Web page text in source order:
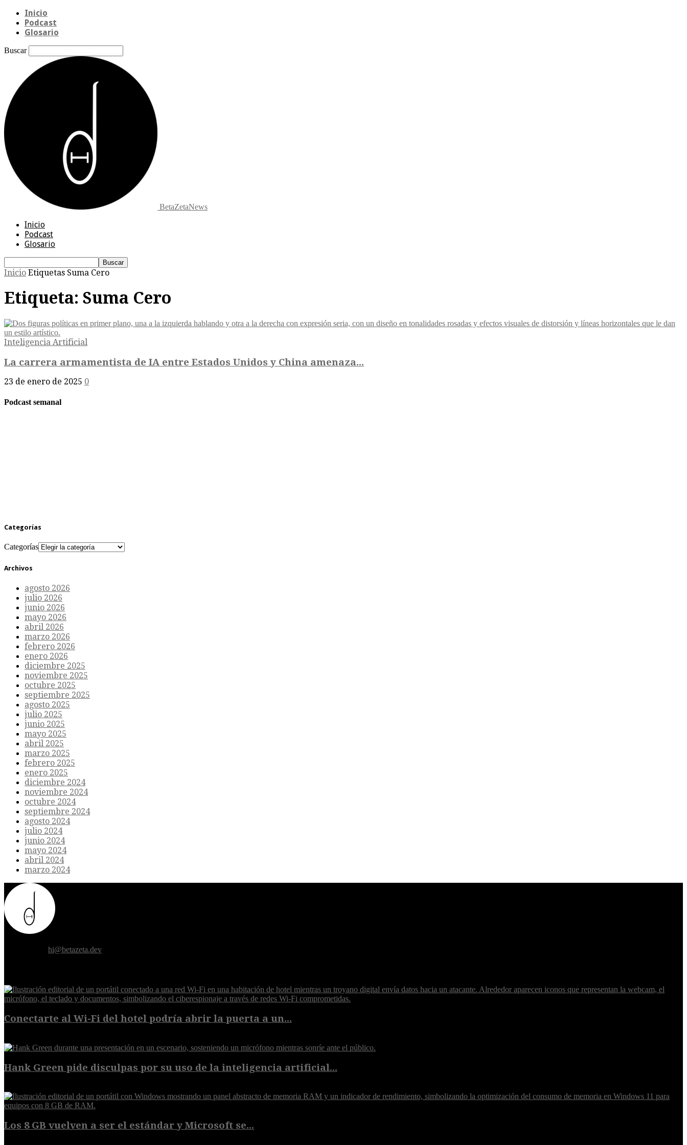
Inicio
Podcast
Glosario
Buscar
BetaZetaNews
Inicio
Podcast
Glosario
Inicio Etiquetas Suma Cero
Etiqueta: Suma Cero
Inteligencia Artificial
La carrera armamentista de IA entre Estados Unidos y China amenaza...
23 de enero de 2025 0
Podcast semanal
Categorías
Categorías
Archivos
agosto 2026
julio 2026
junio 2026
mayo 2026
abril 2026
marzo 2026
febrero 2026
enero 2026
diciembre 2025
noviembre 2025
octubre 2025
septiembre 2025
agosto 2025
julio 2025
junio 2025
mayo 2025
abril 2025
marzo 2025
febrero 2025
enero 2025
diciembre 2024
noviembre 2024
octubre 2024
septiembre 2024
agosto 2024
julio 2024
junio 2024
mayo 2024
abril 2024
marzo 2024
hi@betazeta.dev
Conectarte al Wi-Fi del hotel podría abrir la puerta a un...
Hank Green pide disculpas por su uso de la inteligencia artificial...
Los 8 GB vuelven a ser el estándar y Microsoft se...